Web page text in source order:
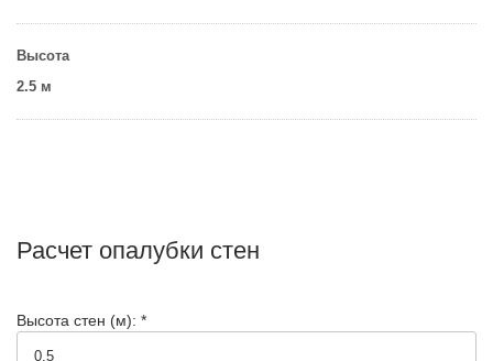
Высота
2.5 м
Расчет опалубки стен
Высота стен (м): *